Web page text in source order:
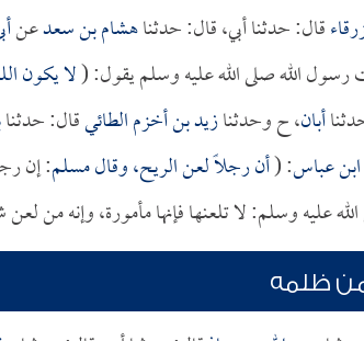
قال: حدثنا أبي، قال: حدثناهشام بن سعدعن
الله صلى الله عليه وسلم يقول: (لا يكون
أبان، ح وحدثنازيد بن أخزم الطائيقال: حدثنا
ابن عباس: (أن رجلاً لعن الريح، وقالمسلم: إن
عليه وسلم: لا تلعنها فإنها مأمورة، وإنه من
ظلمه